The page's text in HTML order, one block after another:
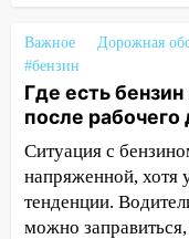
14:08
Пешеход
подробности
Фруктовой
13:30 В
Трудовой
13:00
Важное Дорожная
#бензин
Где есть бензин
после
Ситуация с
напряженной, хотя
тенденции.
можно